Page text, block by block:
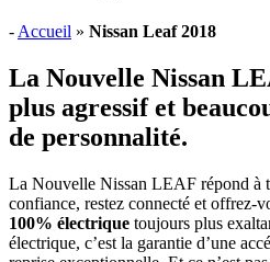
- Accueil » Nissan Leaf 2018
La Nouvelle Nissan
plus agressif et
de personnalité.
La Nouvelle Nissan LEAF répond à
confiance, restez connecté et offrez-
100% électrique toujours plus
électrique, c’est la garantie d’une